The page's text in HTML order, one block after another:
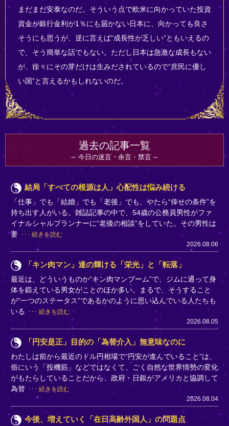
まだまだ安泰なのだ。そういう点で欧米に向かっていた投資
資金が銀行金利が1％にも届かない日本に、向かっても良さ
そうにも思うが、逆に言えば“成長性が乏しい”ともいえるの
で、そう簡単な話でもない。ただし日本は急激な成長もない
が、徐々にその芽だけは生みだされているので“庶民に優し
い国”と言えるかもしれないのだ。
過去の記事一覧
今日の迷言・余言・禁言
結局「すべての根源は人」心配性は悩み続ける
「仕事」でも「結婚」でも「老後」でも、やたら“倖せの条件”を
持ち出す人がいる。雑誌記事の中で、54歳の公務員男性がファ
イナルシャルプランナーに“老後の相談”をしていた。その男性は
妻
続きを読む
2026.08.06
「キン肉マン」達の輝ける「栄光」と「転落」
最近は、どういうものか“キン肉マンブーム”で、ジムに通って身
体を鍛えている男女がことのほか多い。まるで、そうすること
が“一つのステータス”であるかのように思い込んでいる人たちも
いる
続きを読む
2026.08.05
「円安是正」目的の「為替介入」無意味なのに
わたしは前から最近のドル円相場で“円安が進んでいること”は、
俗にいう「投機筋」などではなくて、ごく自然な世界情勢の変化
がもたらしていることだから、政府・日銀がアメリカと協調して
為替
続きを読む
2026.08.04
今後、増えていく「在日高齢外国人」の問題点